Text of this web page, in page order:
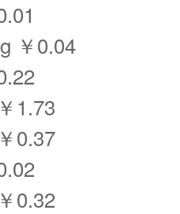
￥0.04
1.73
0.37
0.32